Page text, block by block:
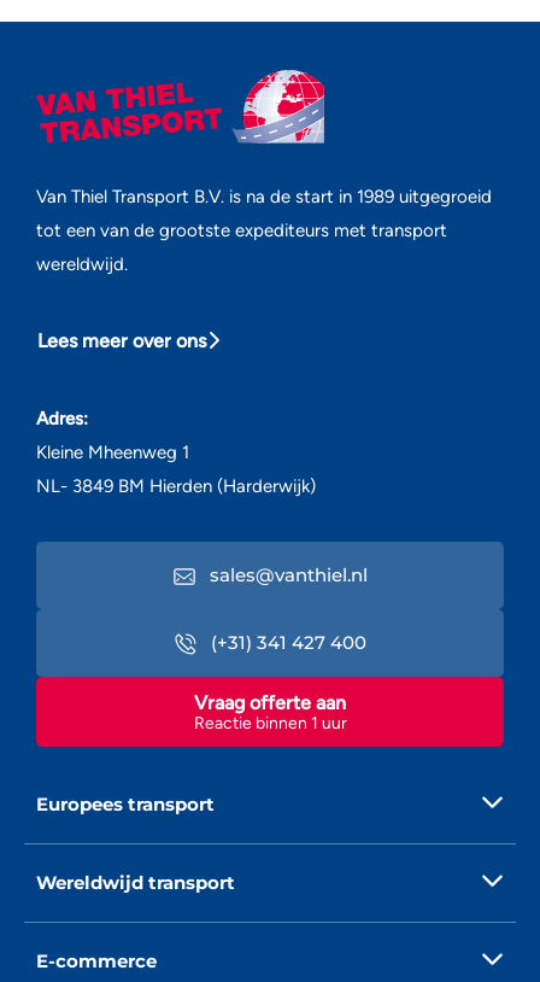
Van Thiel Transport B.V. is na de start in 1989 uitgegroeid
tot een van de grootste expediteurs met transport
wereldwijd.
Lees meer over ons
Adres:
Kleine Mheenweg 1
NL- 3849 BM Hierden (Harderwijk)
sales@vanthiel.nl
(+31) 341 427 400
Reactie binnen 1 uur
Vraag offerte aan
Europees transport
Wereldwijd transport
E-commerce